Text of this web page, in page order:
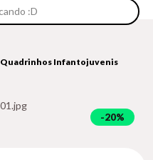
Quadrinhos Infantojuvenis
20%